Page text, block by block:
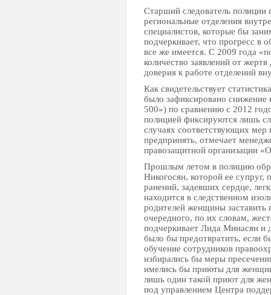
Старший следователь полиции
региональные отделения
специалистов, которые бы
подчеркивает, что прогресс в
все же имеется. С 2009 года
количество заявлений от
доверия к работе отделений
Как свидетельствует
было зафиксировано снижение
500») по сравнению с 2012
полицией фиксируются лишь
случаях соответствующих мер
предпринять, отмечает
правозащитной организации
Прошлым летом в полицию
Никогосян, которой ее супруг,
ранений, задевших сердце,
находится в следственном
родителей женщины
очередного, по их словам,
подчеркивает Лида Минасян и
было бы предотвратить, если
обучение сотрудников
избирались бы меры
имелись бы приюты для
лишь один такой приют для
под управлением Центра